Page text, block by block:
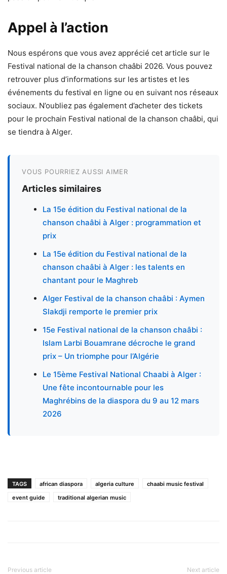
Appel à l’action
Nous espérons que vous avez apprécié cet article sur le
Festival national de la chanson chaâbi 2026. Vous pouvez
retrouver plus d’informations sur les artistes et les
événements du festival en ligne ou en suivant nos réseaux
sociaux. N’oubliez pas également d’acheter des tickets
pour le prochain Festival national de la chanson chaâbi, qui
se tiendra à Alger.
VOUS POURRIEZ AUSSI AIMER
Articles similaires
La 15e édition du Festival national de la
chanson chaâbi à Alger : programmation et
prix
La 15e édition du Festival national de la
chanson chaâbi à Alger : les talents en
chantant pour le Maghreb
Alger Festival de la chanson chaâbi : Aymen
Slakdji remporte le premier prix
15e Festival national de la chanson chaâbi :
Islam Larbi Bouamrane décroche le grand
prix – Un triomphe pour l’Algérie
Le 15ème Festival National Chaabi à Alger :
Une fête incontournable pour les
Maghrébins de la diaspora du 9 au 12 mars
2026
TAGS african diaspora algeria culture
chaabi music festival
event guide
traditional algerian music
Previous article Next article